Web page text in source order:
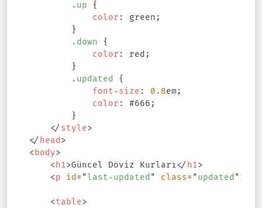
.up
{
color : green ;
}
.down
{
color : red ;
}
.updated
{
font-size : 0.8em ;
color : #666 ;
}
</style>
</ head >
<body>
<h1>Güncel Döviz Kurları</ h1>
<p id = "last-updated " class= "updated ">
<table>